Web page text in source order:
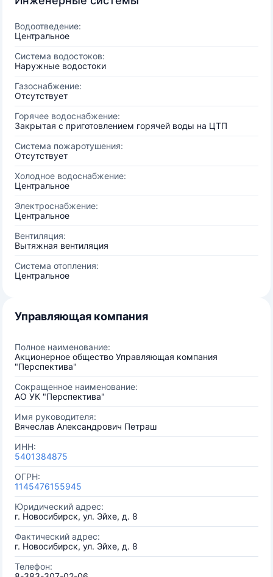
Водоотведение:
Центральное
Система водостоков:
Наружные водостоки
Газоснабжение:
Отсутствует
Горячее водоснабжение:
Закрытая с приготовлением горячей воды на ЦТП
Система пожаротушения:
Отсутствует
Холодное водоснабжение:
Центральное
Электроснабжение:
Центральное
Вентиляция:
Вытяжная вентиляция
Система отопления:
Центральное
Управляющая компания
Полное наименование:
Акционерное общество Управляющая компания
"Перспектива"
Сокращенное наименование:
АО УК "Перспектива"
Имя руководителя:
Вячеслав Александрович Петраш
ИНН:
5401384875
ОГРН:
1145476155945
Юридический адрес:
г. Новосибирск, ул. Эйхе, д. 8
Фактический адрес:
г. Новосибирск, ул. Эйхе, д. 8
Телефон: